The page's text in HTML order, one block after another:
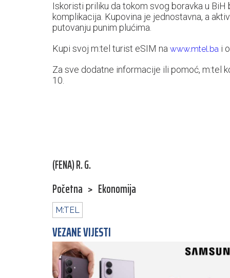
Iskoristi priliku da tokom svog boravka u
komplikacija. Kupovina je jednostavna, a
putovanju punim plućima.
Kupi svoj m:tel turist eSIM na www.mtel.ba i
Za sve dodatne informacije ili pomoć, m:tel
10.
(FENA) R. G.
Početna > Ekonomija
M:TEL
VEZANE VIJESTI